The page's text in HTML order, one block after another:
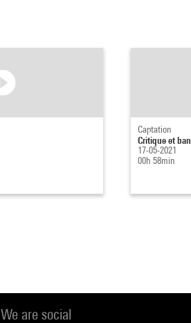
Captation
Critique et
17-05-2021
00h 58min
We are social